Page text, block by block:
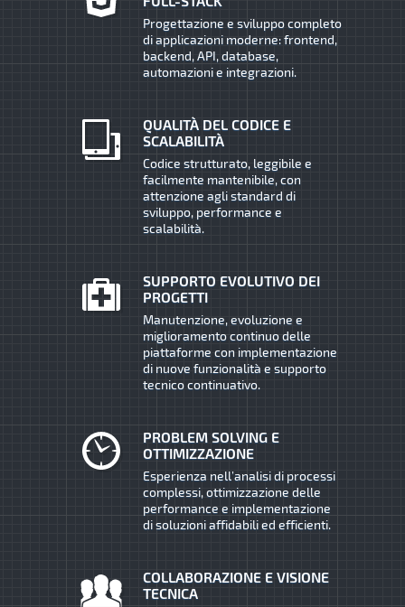
Progettazione e sviluppo completo
di applicazioni moderne: frontend,
backend, API, database,
automazioni e integrazioni.
QUALITÀ DEL CODICE E
SCALABILITÀ
Codice strutturato, leggibile e
facilmente mantenibile, con
attenzione agli standard di
sviluppo, performance e
scalabilità.
SUPPORTO EVOLUTIVO DEI
PROGETTI
Manutenzione, evoluzione e
miglioramento continuo delle
piattaforme con implementazione
di nuove funzionalità e supporto
tecnico continuativo.
PROBLEM SOLVING E
OTTIMIZZAZIONE
Esperienza nell’analisi di processi
complessi, ottimizzazione delle
performance e implementazione
di soluzioni affidabili ed efficienti.
COLLABORAZIONE E VISIONE
TECNICA